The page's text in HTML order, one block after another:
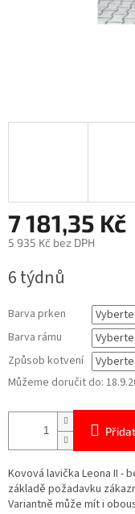
7 181,35 Kč
5 935 Kč bez DPH
cena:
6 týdnů
Barva prken
Barva rámu
Způsob kotvení
Můžeme doručit do:
Kovová lavička Leona II -
základě požadavku
Variantně může mít i